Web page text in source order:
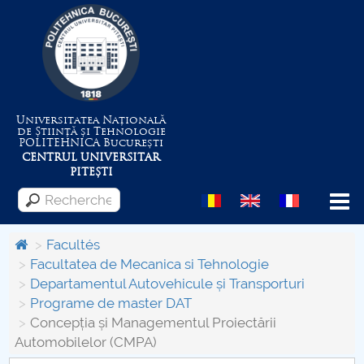
Universitatea Națională
de Știință și Tehnologie
POLITEHNICABucurești
CENTRUL UNIVERSITAR
PITEȘTI
Menu
Despre Universitate
Centrul de Management al Proiectelor
Facultés
Facultatea de Mecanica si Tehnologie
Departamentul Autovehicule și Transporturi
Programe de master DAT
Concepția și Managementul Proiectării
Automobilelor (CMPA)